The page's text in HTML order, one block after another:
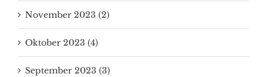
November 2023 (2)
Oktober 2023 (4)
September 2023 (3)